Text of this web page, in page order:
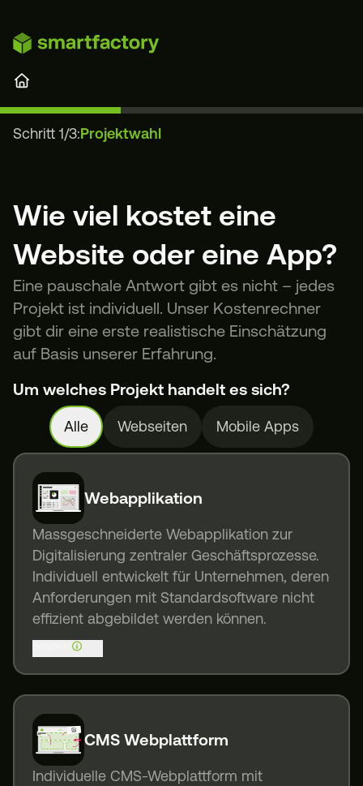
Projektrechner
Schritt 1/3:Projektwahl
Wie viel kostet eine
Website oder eine App?
Eine pauschale Antwort gibt es nicht – jedes
Projekt ist individuell. Unser Kostenrechner
gibt dir eine erste realistische Einschätzung
auf Basis unserer Erfahrung.
Um welches Projekt handelt es sich?
Alle Webseiten Mobile Apps
Webapplikation
Massgeschneiderte Webapplikation zur
Digitalisierung zentraler Geschäftsprozesse.
Individuell entwickelt für Unternehmen, deren
Anforderungen mit Standardsoftware nicht
effizient abgebildet werden können.
CMS Webplattform
Individuelle CMS-Webplattform mit